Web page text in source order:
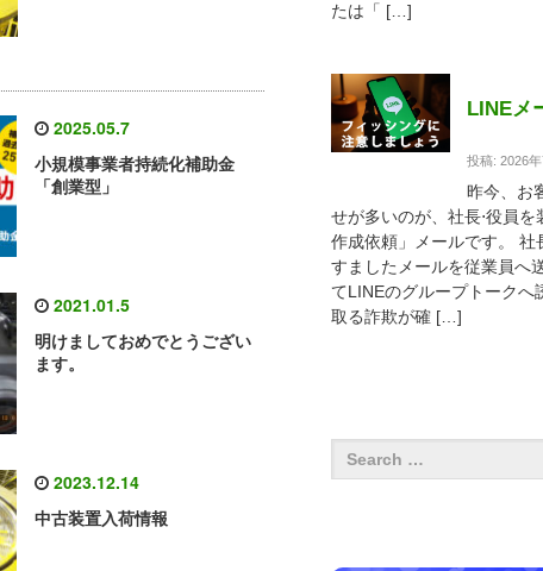
2025.05.7
小規模事業者持続化補助金
「創業型」
2021.01.5
明けましておめでとうござい
ます。
2023.12.14
中古装置入荷情報
たは「 […]
LINEメ
投稿: 2026年
昨今、お
せが多いのが、社長⋅役員
作成依頼」メールです。 社
すましたメールを従業員へ
てLINEのグループトークへ
取る詐欺が確 […]